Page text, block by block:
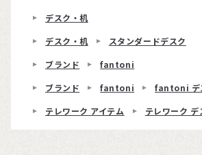
デスク・机
デスク・机
スタンダードデスク
ブランド
fantoni
ブランド
fantoni fantoni デ
テレワーク アイテム
テレワーク デ